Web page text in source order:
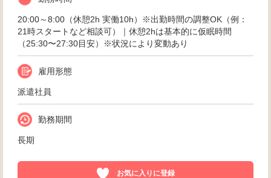
20:00～8:00（休憩2h 実働10h）※出勤時間の調整OK（例：
21時スタートなど相談可）｜休憩2hは基本的に仮眠時間
（25:30〜27:30目安）※状況により変動あり
雇用形態
派遣社員
勤務期間
長期
お気に入りに登録